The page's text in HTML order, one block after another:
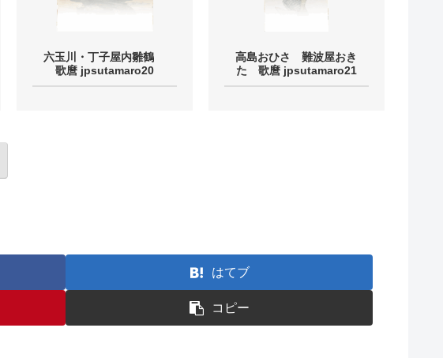
六玉川・丁子屋内雛鶴
歌麿 jpsutamaro20
高島おひさ 難波屋おき
た 歌麿 jpsutamaro21
はてブ
コピー